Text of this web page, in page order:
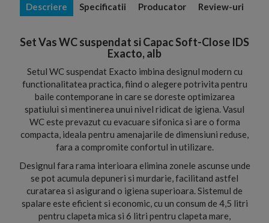
Descriere Specificatii Producator Review-uri
Set Vas WC suspendat si Capac Soft-Close IDS
Exacto, alb
Setul WC suspendat Exacto imbina designul modern cu
functionalitatea practica, fiind o alegere potrivita pentru
baile contemporane in care se doreste optimizarea
spatiului si mentinerea unui nivel ridicat de igiena. Vasul
WC este prevazut cu evacuare sifonica si are o forma
compacta, ideala pentru amenajarile de dimensiuni reduse,
fara a compromite confortul in utilizare.
Designul fara rama interioara elimina zonele ascunse unde
se pot acumula depuneri si murdarie, facilitand astfel
curatarea si asigurand o igiena superioara. Sistemul de
spalare este eficient si economic, cu un consum de 4,5 litri
pentru clapeta mica si 6 litri pentru clapeta mare,